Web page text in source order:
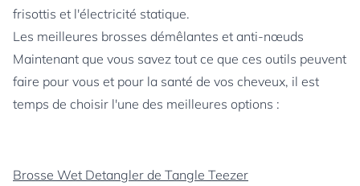
frisottis et l'électricité statique.
Les meilleures brosses démêlantes et anti-nœuds
Maintenant que vous savez tout ce que ces outils peuvent
faire pour vous et pour la santé de vos cheveux, il est
temps de choisir l'une des meilleures options :
Brosse Wet Detangler de Tangle Teezer